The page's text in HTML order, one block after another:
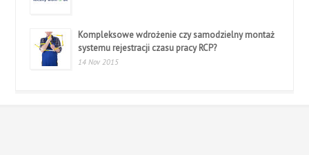
Kompleksowe wdrożenie czy samodzielny montaż
systemu rejestracji czasu pracy RCP?
14 Nov 2015